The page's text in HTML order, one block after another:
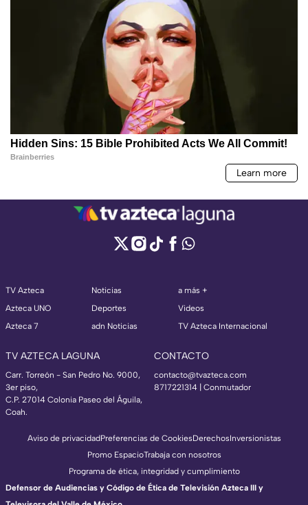
TV Azteca
Azteca UNO
Azteca 7
Noticias
Deportes
adn Noticias
a más +
Videos
TV Azteca Internacional
TV AZTECA LAGUNA
Carr. Torreón - San Pedro No. 9000,
3er piso,
C.P. 27014 Colonia Paseo del Águila,
Coah.
CONTACTO
contacto@tvazteca.com
8717221314 | Conmutador
Aviso de privacidadPreferencias de CookiesDerechosInversionistas
Promo EspacioTrabaja con nosotros
Programa de ética, integridad y cumplimiento
Defensor de Audiencias y Código de Ética de Televisión Azteca III y